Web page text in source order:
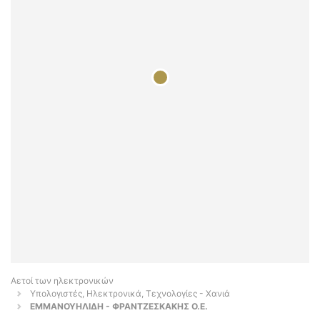
Αετοί των ηλεκτρονικών
Υπολογιστές, Ηλεκτρονικά, Τεχνολογίες - Χανιά
ΕΜΜΑΝΟΥΗΛΙΔΗ - ΦΡΑΝΤΖΕΣΚΑΚΗΣ Ο.E.